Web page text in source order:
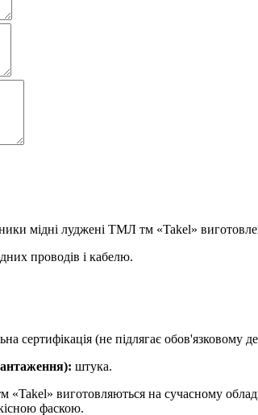
мідні луджені ТМЛ тм «Takel»
проводів і кабелю.
сертифікація (не підлягає обов'язковому
штука.
«Takel» виготовляються на сучасному
фаскою.